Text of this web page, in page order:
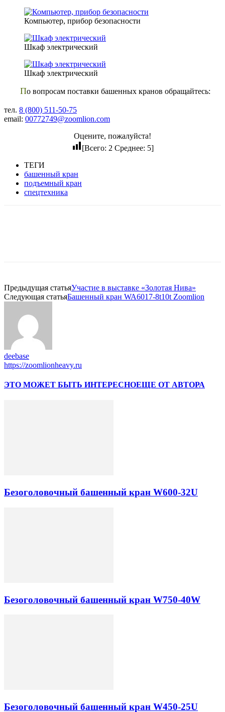
Компьютер, прибор безопасности
Шкаф электрический
Шкаф электрический
По вопросам поставки башенных кранов обращайтесь:
тел. 8 (800) 511-50-75
email: 00772749@zoomlion.com
Оцените, пожалуйста!
[Всего: 2 Среднее: 5]
ТЕГИ
башенный кран
подъемный кран
спецтехника
Предыдущая статьяУчастие в выставке «Золотая Нива»
Следующая статьяБашенный кран WA6017-8t10t Zoomlion
deebase
https://zoomlionheavy.ru
ЭТО МОЖЕТ БЫТЬ ИНТЕРЕСНОЕЩЕ ОТ АВТОРА
Безоголовочный башенный кран W600-32U
Безоголовочный башенный кран W750-40W
Безоголовочный башенный кран W450-25U